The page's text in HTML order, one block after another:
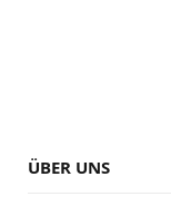
ÜBER UNS